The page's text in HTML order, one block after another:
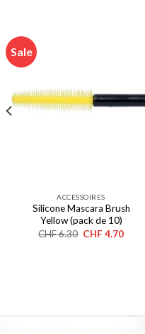
Sale
ACCESSOIRES
Silicone Mascara Brush
Yellow (pack de 10)
CHF6.30 Le
CHF 4.70Le